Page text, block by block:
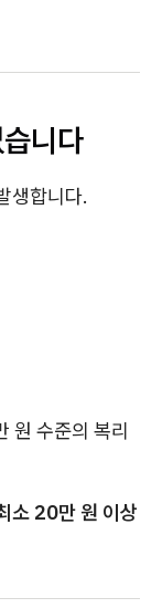
니다
생합니다.
원 수준의 복리
소 20만 원 이상